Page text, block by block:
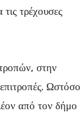
τρέχουσες
στην
Ωστόσο
από τον δήμο